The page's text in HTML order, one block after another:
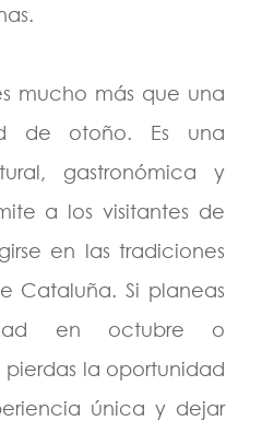
mucho más que una
de otoño. Es una
gastronómica y
a los visitantes de
en las tradiciones
Cataluña. Si planeas
en octubre o
la oportunidad
única y dejar